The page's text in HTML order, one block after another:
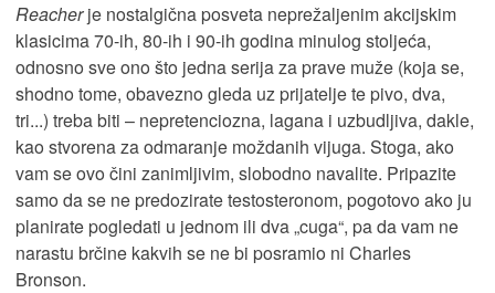
Reacherje nostalgična posveta neprežaljenim akcijskim
klasicima 70-ih, 80-ih i 90-ih godina minulog stoljeća,
odnosno sve ono što jedna serija za prave muže (koja se,
shodno tome, obavezno gleda uz prijatelje te pivo, dva,
tri...) treba biti – nepretenciozna, lagana i uzbudljiva, dakle,
kao stvorena za odmaranje moždanih vijuga. Stoga, ako
vam se ovo čini zanimljivim, slobodno navalite. Pripazite
samo da se ne predozirate testosteronom, pogotovo ako ju
planirate pogledati u jednom ili dva „cuga“, pa da vam ne
narastu brčine kakvih se ne bi posramio ni Charles
Bronson.